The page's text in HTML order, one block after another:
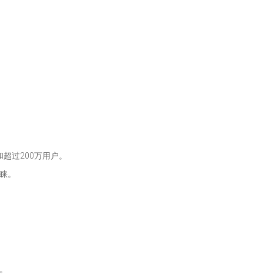
过200万用户。
。